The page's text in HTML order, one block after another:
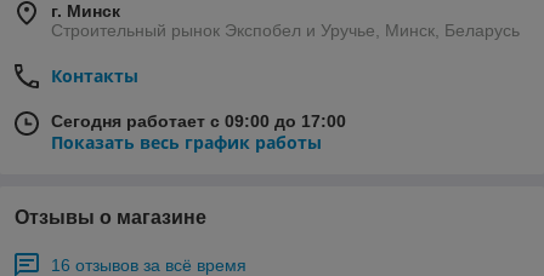
г. Минск
Строительный рынок Экспобел и Уручье, Минск, Беларусь
Контакты
Сегодня работает с 09:00 до 17:00
Показать весь график работы
Отзывы о магазине
16 отзывов за всё время